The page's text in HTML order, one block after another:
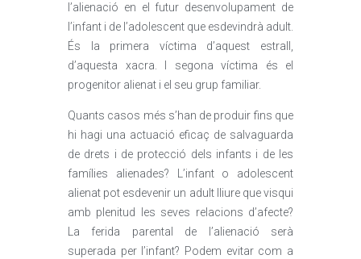
l’alienació en el futur desenvolupament de
l’infant i de l’adolescent que esdevindrà adult.
És la primera víctima d’aquest estrall,
d’aquesta xacra. I segona víctima és el
progenitor alienat i el seu grup familiar.
Quants casos més s’han de produir fins que
hi hagi una actuació eficaç de salvaguarda
de drets i de protecció dels infants i de les
famílies alienades? L’infant o adolescent
alienat pot esdevenir un adult lliure que visqui
amb plenitud les seves relacions d’afecte?
La ferida parental de l’alienació serà
superada per l’infant? Podem evitar com a